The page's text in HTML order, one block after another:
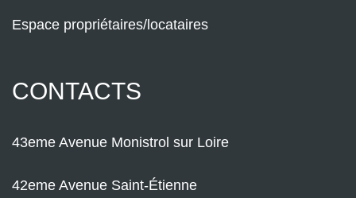
Espace propriétaires/locataires
CONTACTS
43eme Avenue Monistrol sur Loire
42eme Avenue Saint-Étienne